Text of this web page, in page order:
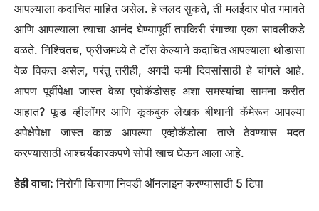
आपल्याला कदाचित माहित असेल. हे जलद सुकते, ती मलईदार पोत गमावते
आणि आपल्याला त्याचा आनंद घेण्यापूर्वी तपकिरी रंगाच्या एका सावलीकडे
वळते. निश्चितच, फ्रीजमध्ये ते टॉस केल्याने कदाचित आपल्याला थोडासा
वेळ विकत असेल, परंतु तरीही, अगदी कमी दिवसांसाठी हे चांगले आहे.
आपण पूर्वीपेक्षा जास्त वेळा एवोकॅडोसह अशा समस्यांचा सामना करीत
आहात? फूड व्हीलॉगर आणि कूकबुक लेखक बीथानी कॅमेरून आपल्या
अपेक्षेपेक्षा जास्त काळ आपल्या एव्होकॅडोला ताजे ठेवण्यास मदत
करण्यासाठी आश्चर्यकारकपणे सोपी खाच घेऊन आला आहे.
हेही वाचा: निरोगी किराणा निवडी ऑनलाइन करण्यासाठी 5 टिपा